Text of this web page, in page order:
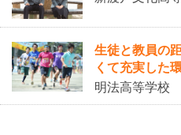
生徒と教員の
くて充実した
明法高等学校